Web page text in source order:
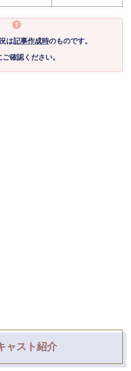
は記事作成時のものです。
確認ください。
ャスト紹介